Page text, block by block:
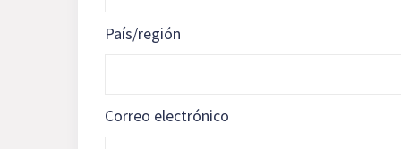
País/región
Correo electrónico